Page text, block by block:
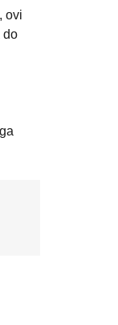
, ovi
do